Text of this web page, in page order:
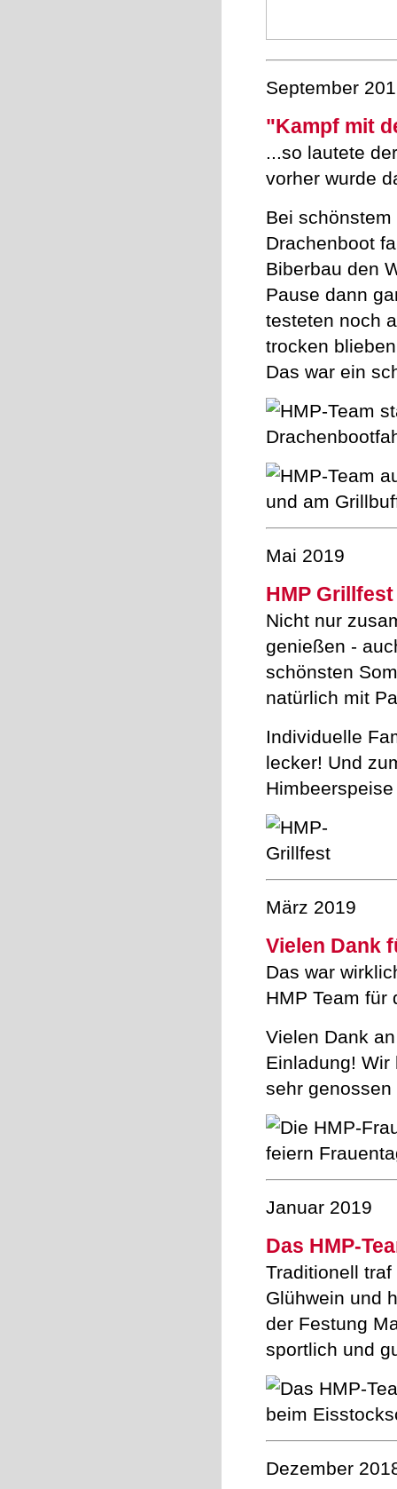
September
"Kampf mit
...so lautete
vorher wurde
Bei
Drachenboot
Biberbau den
Pause dann
testeten noch
trocken
Das war ein
Mai 2019
HMP
Nicht nur
genießen -
schönsten
natürlich mit
Individuelle
lecker! Und
März 2019
Vielen Dank
Das war
HMP Team für
Vielen Dank
Einladung!
sehr
Januar 2019
Das HMP-
Traditionell
Glühwein und
der Festung
sportlich und
Dezember